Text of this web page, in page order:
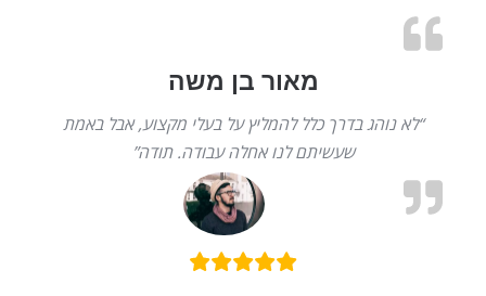
מאור בן משה
“לא נוהג בדרך כלל להמליץ על בעלי מקצוע, אבל באמת
שעשיתם לנו אחלה עבודה. תודה”